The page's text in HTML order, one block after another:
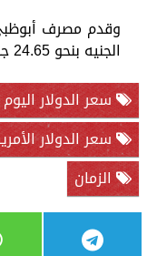
وقدم مصرف
الجنيه بنحو 24.65 جنيه للشراء و 24.68 جنيه للبيع.
سعر الدولار اليوم
سعر الدولار
الزمان